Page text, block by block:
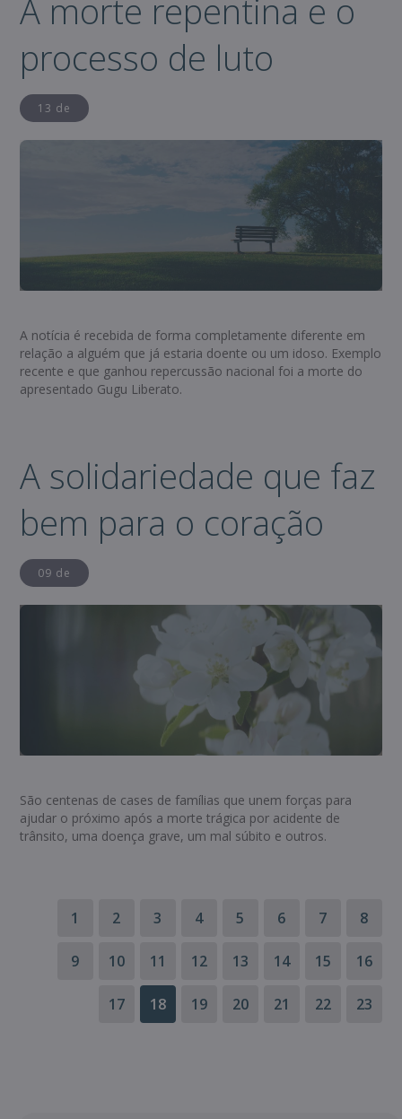
A morte repentina e o
processo de luto
13 de
A notícia é recebida de forma completamente diferente em
relação a alguém que já estaria doente ou um idoso. Exemplo
recente e que ganhou repercussão nacional foi a morte do
apresentado Gugu Liberato.
A solidariedade que faz
bem para o coração
09 de
São centenas de cases de famílias que unem forças para
ajudar o próximo após a morte trágica por acidente de
trânsito, uma doença grave, um mal súbito e outros.
1 2 3 4 5 6 7 8
9 10 11 12 13 14 15 16
17 18 19 20 21 22 23